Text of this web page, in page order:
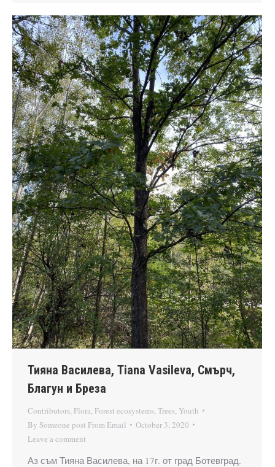
Тияна Василева, Tiana Vasileva, Смърч,
Благун и Бреза
Contributors, Flora, Forest ecosystems,Trees, Youth
By Someone post From Email
October 3, 2020
Leave a comment
Аз съм Тияна Василева, на 17г. от град Ботевград.